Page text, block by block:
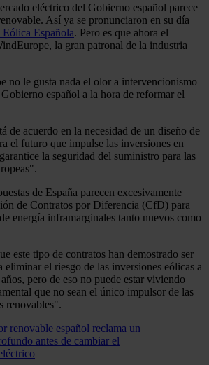
eléctrico del Gobierno español parece
Así ya se pronunciaron en su día
Española. Pero es que ahora el
la gran patronal de la industria
no le gusta nada el olor a intervencionismo
español a la hora de reformar el
de acuerdo en la necesidad de un diseño de
el futuro que impulse las inversiones en
la seguridad del suministro para las
de España parecen excesivamente
de Contratos por Diferencia (CfD) para
energía inframarginales tanto nuevos como
este tipo de contratos han demostrado ser
eliminar el riesgo de las inversiones eólicas a
pero de eso no puede estar viviendo
que no sean el único impulsor de las
renovables".